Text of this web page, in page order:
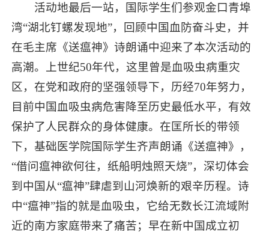
活动地最后一站，国际学生们参观金口青埠
湾“湖北钉螺发现地”，回顾中国血防奋斗史，并
在毛主席《送瘟神》诗朗诵中迎来了本次活动的
高潮。上世纪50年代，这里曾是血吸虫病重灾
区，在党和政府的坚强领导下，历经70年努力，
目前中国血吸虫病危害降至历史最低水平，有效
保护了人民群众的身体健康。在匡所长的带领
下，基础医学院国际学生齐声朗诵《送瘟神》，
“借问瘟神欲何往，纸船明烛照天烧”，深切体会
到中国从“瘟神”肆虐到山河焕新的艰辛历程。诗
中“瘟神”指的就是血吸虫，它给无数长江流域附
近的南方家庭带来了痛苦；早在新中国成立初